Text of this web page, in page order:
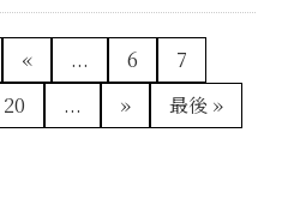
« ... 6
7
20 ... » 最後 »